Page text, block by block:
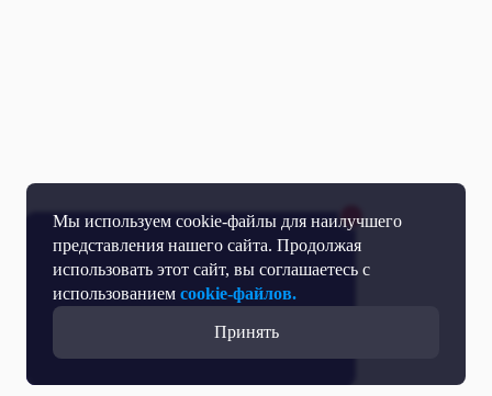
Мы используем cookie-файлы для наилучшего
представления нашего сайта. Продолжая
использовать этот сайт, вы соглашаетесь с
использованием cookie-файлов.
Принять